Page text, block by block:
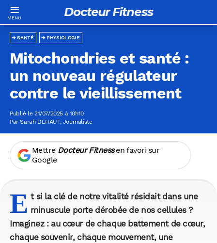
Docteur Fitness
PHYSIOLOGIE
SANTÉ
Mitochondries et santé :
un nouveau régulateur
contre le vieillissement
Publié le 21/07/2025 à 10h10
ParSarah DEHAUT, Journaliste
Mettre Docteur Fitnessen favori sur
Google
E t si la clé de notre vitalité résidait dans une
minuscule porte dérobée de nos cellules ?
Imaginez : au cœur de chaque battement de cœur,
chaque souvenir, chaque mouvement, une